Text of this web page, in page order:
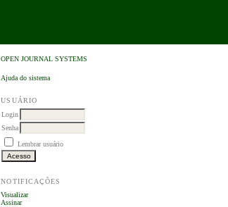
OPEN JOURNAL SYSTEMS
Ajuda do sistema
USUÁRIO
Login
Senha
Lembrar usuário
NOTIFICAÇÕES
Visualizar
Assinar